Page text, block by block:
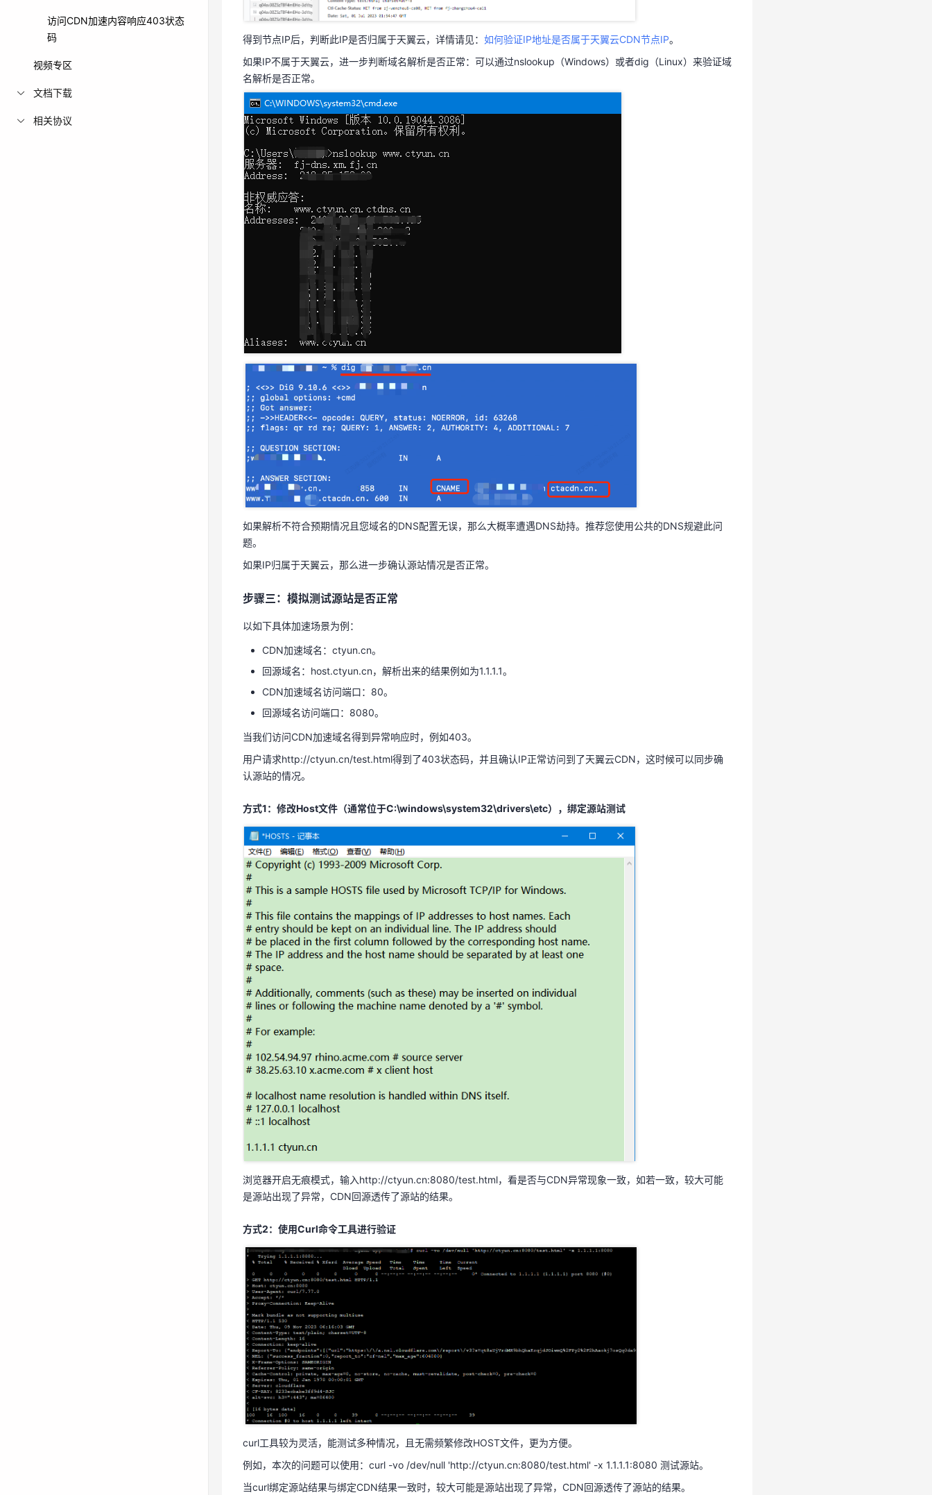
访问CDN加速内容响应403状态
码
视频专区
文档下载
相关协议
如果IP不属于天翼云，进一步判断域名解析是否正常：可以通过nslookup（Windows）或者dig（Linux）来验证域
如果解析不符合预期情况且您域名的DNS配置无误，那么大概率遭遇DNS劫持。推荐您使用公共的DNS规避此问
题。
步骤三：模拟测试源站是否正常
CDN加速域名：ctyun.cn。
回源域名：host.ctyun.cn，解析出来的结果例如为1.1.1.1。
当我们访问CDN加速域名得到异常响应时，例如403。
用户请求http://ctyun.cn/test.html得到了403状态码，并且确认IP正常访问到了天翼云CDN，这时候可以同步确
方式1：修改Host文件（通常位于C:\windows\system32\drivers\etc），绑定源站测试
是源站出现了异常，CDN回源透传了源站的结果。
方式2：使用Curl命令工具进行验证
curl工具较为灵活，能测试多种情况，且无需频繁修改HOST文件，更为方便。
例如，本次的问题可以使用：curl -vo /dev/null 'http://ctyun.cn:8080/test.html' -x 1.1.1.1:8080 测试源站。
当curl绑定源站结果与绑定CDN结果一致时，较大可能是源站出现了异常，CDN回源透传了源站的结果。
如果上述windows或curl工具测试均显示源站正常，这时可通过
提交工单 给天翼云客服，由CDN技术团队为您进一
得到节点IP后，判断此IP是否归属于天翼云，详情请见： 如何验证IP地址是否属于天翼云CDN节点IP。
如果IP不属于天翼云，进一步判断域名解析是否正常：可以通过nslookup（Windows）或者dig（Linux）来验证域
名解析是否正常。
如果解析不符合预期情况且您域名的DNS配置无误，那么大概率遭遇DNS劫持。推荐您使用公共的DNS规避此问
题。
如果IP归属于天翼云，那么进一步确认源站情况是否正常。
步骤三：模拟测试源站是否正常
以如下具体加速场景为例：
CDN加速域名：ctyun.cn。
回源域名：host.ctyun.cn，解析出来的结果例如为1.1.1.1。
CDN加速域名访问端口：80。
回源域名访问端口：8080。
当我们访问CDN加速域名得到异常响应时，例如403。
用户请求http://ctyun.cn/test.html得到了403状态码，并且确认IP正常访问到了天翼云CDN，这时候可以同步确
认源站的情况。
方式1：修改Host文件（通常位于C:\windows\system32\drivers\etc），绑定源站测试
浏览器开启无痕模式，输入http://ctyun.cn:8080/test.html，看是否与CDN异常现象一致，如若一致，较大可能
是源站出现了异常，CDN回源透传了源站的结果。
方式2：使用Curl命令工具进行验证
curl工具较为灵活，能测试多种情况，且无需频繁修改HOST文件，更为方便。
例如，本次的问题可以使用：curl -vo /dev/null 'http://ctyun.cn:8080/test.html' -x 1.1.1.1:8080 测试源站。
当curl绑定源站结果与绑定CDN结果一致时，较大可能是源站出现了异常，CDN回源透传了源站的结果。